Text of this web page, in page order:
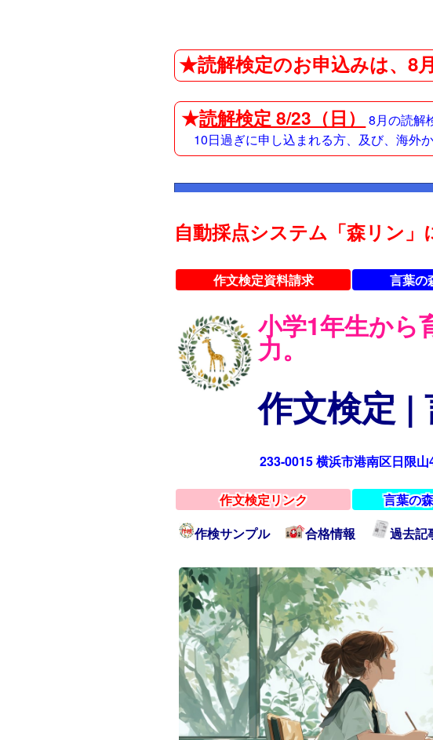
★読解検定のお申込みは、8
★読解検定 8/23（日）
8月の読解
10日過ぎに申し込まれる方、及び、海外
自動採点システム「森リン」
作文検定資料請求 言葉の
小学1年生から
力。
作文検定 |
233-0015 横浜市港南区日限
作文検定リンク 言葉の
作検サンプル
合格情報 過去記